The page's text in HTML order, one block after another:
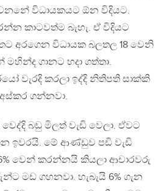
විධායකයට ඕන විදියට.
කාටවත්ම බැහැ. ඒ විදියට
අරගෙන විධායක බලතල 18 වෙනි
ගානට හදා ගත්තා.
වැරදි කරලා ඉද්දි නිතිපති සාක්කි
ගන්නවා.
බඩු මිලත් වැඩි වෙලා. ඒවට
ඉවරයි. මේ ආණ්ඩුව පඩි වැඩි
වෙන් කරන්නයි කියලා ආචාරවරු
මඩ ගහනවා. හැබැයි 6% ගැන